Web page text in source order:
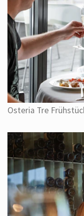
Osteria Tre